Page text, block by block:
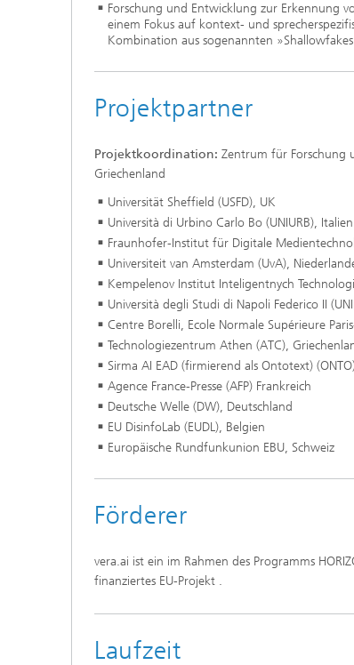
Forschung und Entwicklung zur Erkennung
einem Fokus auf kontext- und
Kombination aus sogenannten
Projektpartner
Projektkoordination: Zentrum für Forschung
Griechenland
Universität Sheffield (USFD), UK
Università di Urbino Carlo Bo (UNIURB), Italien
Fraunhofer-Institut für Digitale
Universiteit van Amsterdam (UvA),
Kempelenov Institut Inteligentnych
Università degli Studi di Napoli Federico II
Centre Borelli, Ecole Normale Supérieure
Technologiezentrum Athen (ATC),
Sirma AI EAD (firmierend als Ontotext)
Agence France-Presse (AFP) Frankreich
Deutsche Welle (DW), Deutschland
EU DisinfoLab (EUDL), Belgien
Europäische Rundfunkunion EBU, Schweiz
Förderer
vera.ai ist ein im Rahmen des Programms
finanziertes EU-Projekt .
Laufzeit